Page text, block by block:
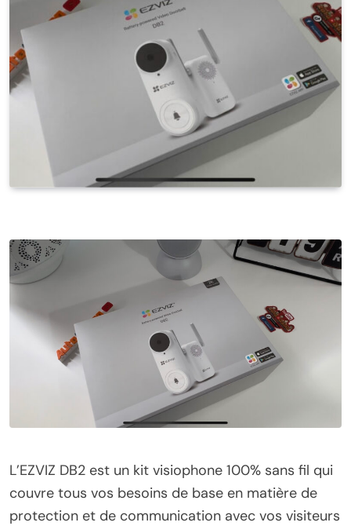
L’EZVIZ DB2 est un kit visiophone 100% sans fil qui
couvre tous vos besoins de base en matière de
protection et de communication avec vos visiteurs